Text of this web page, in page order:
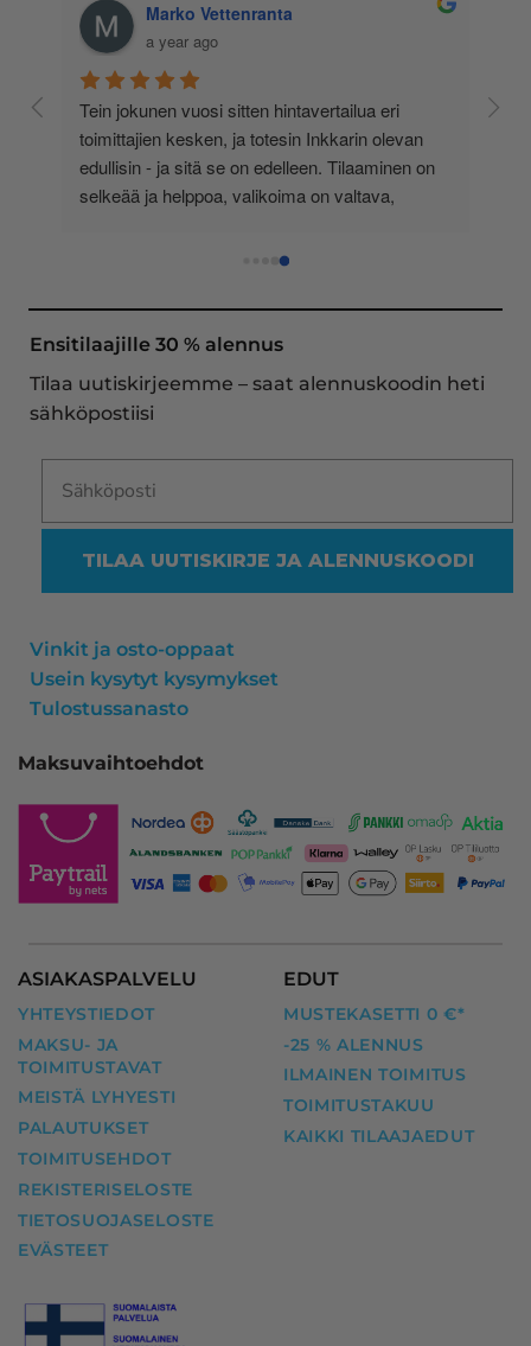
Marko Vettenranta
a year ago
Tein jokunen vuosi sitten hintavertailua eri
toimittajien kesken, ja totesin Inkkarin olevan
edullisin - ja sitä se on edelleen. Tilaaminen on
selkeää ja helppoa, valikoima on valtava,
asiakaspalvelu todella ripeää (s-postin kautta) ja
oli noudettavissa postin lokerosta tänään!! En
näe mitään syytä vaihtaa toimittajaa. Kaikki on
ollut mitään moitittavaa! Lämmin suositus!
Ensitilaajille 30 % alennus
Tilaa uutiskirjeemme – saat alennuskoodin heti
sähköpostiisi
TILAA UUTISKIRJE JA ALENNUSKOODI
Vinkit ja osto-oppaat
Usein kysytyt kysymykset
Tulostussanasto
Maksuvaihtoehdot
ASIAKASPALVELU
YHTEYSTIEDOT
MAKSU- JA
TOIMITUSTAVAT
MEISTÄ LYHYESTI
PALAUTUKSET
TOIMITUSEHDOT
REKISTERISELOSTE
TIETOSUOJASELOSTE
EVÄSTEET
EDUT
MUSTEKASETTI 0 €*
-25 % ALENNUS
ILMAINEN TOIMITUS
TOIMITUSTAKUU
KAIKKI TILAAJAEDUT